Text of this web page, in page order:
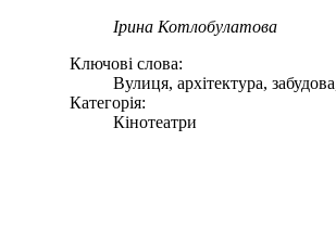
Ірина Котлобулатова
Ключові слова:
Вулиця, архітектура,
Категорія:
Кінотеатри